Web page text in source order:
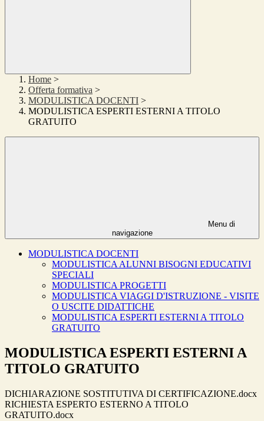
Home >
Offerta formativa >
MODULISTICA DOCENTI >
MODULISTICA ESPERTI ESTERNI A TITOLO
GRATUITO
Menu di
navigazione
MODULISTICA DOCENTI
MODULISTICA ALUNNI BISOGNI EDUCATIVI
SPECIALI
MODULISTICA PROGETTI
MODULISTICA VIAGGI D'ISTRUZIONE - VISITE
O USCITE DIDATTICHE
MODULISTICA ESPERTI ESTERNI A TITOLO
GRATUITO
MODULISTICA ESPERTI ESTERNI A
TITOLO GRATUITO
DICHIARAZIONE SOSTITUTIVA DI CERTIFICAZIONE.docx
RICHIESTA ESPERTO ESTERNO A TITOLO
GRATUITO.docx